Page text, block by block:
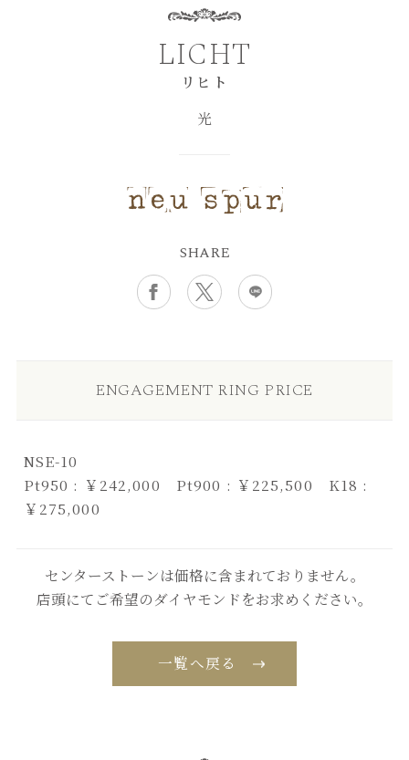
LICHT
リヒト
光
SHARE
ENGAGEMENT RING PRICE
NSE-10
Pt950 : ￥242,000 Pt900 : ￥225,500 K18 :
￥275,000
センターストーンは価格に含まれておりません。
店頭にてご希望のダイヤモンドをお求めください。
一覧へ戻る